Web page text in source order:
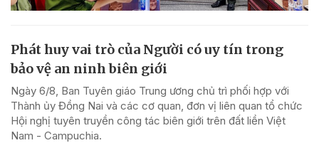
Phát huy vai trò của Người có uy tín trong
bảo vệ an ninh biên giới
Ngày 6/8, Ban Tuyên giáo Trung ương chủ trì phối hợp với
Thành ủy Đồng Nai và các cơ quan, đơn vị liên quan tổ chức
Hội nghị tuyên truyền công tác biên giới trên đất liền Việt
Nam - Campuchia.